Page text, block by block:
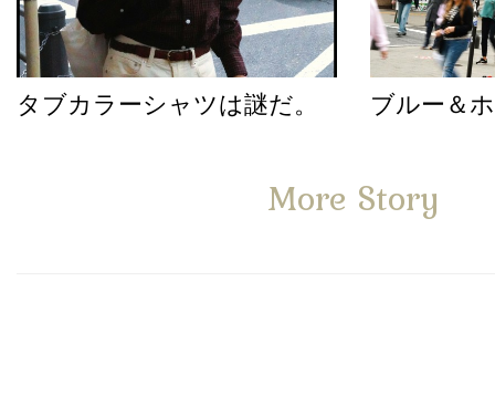
タブカラーシャツは謎だ。 ブルー＆
More Story